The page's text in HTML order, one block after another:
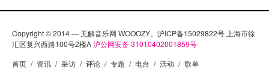
Copyright © 2014 — 无解音乐网 WOOOZY。沪ICP备15029822号 上海市徐
汇区复兴西路100号2楼A沪公网安备 31010402001859号
首页 / 资讯 / 采访 / 评论 / 专题 / 电台 / 活动 / 歌单